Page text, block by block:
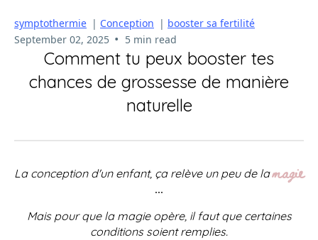
symptothermie | Conception | booster sa fertilité
September 02, 2025 • 5 min read
Comment tu peux booster tes
chances de grossesse de manière
naturelle
La conception d'un enfant, ça relève un peu de lamagie
...
Mais pour que la magie opère, il faut que certaines
conditions soient remplies.